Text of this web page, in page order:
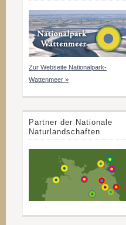
Zur Webseite Nationalpark-
Wattenmeer »
Partner der Nationale
Naturlandschaften